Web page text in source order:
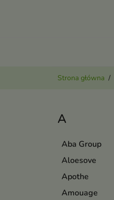
Strona główna
A
Aba Group
Aloesove
Apothe
Amouage